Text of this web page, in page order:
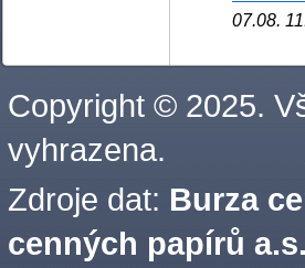
07.08.
Copyright © 2025.
vyhrazena.
Zdroje dat: Burza
cenných papírů a.s.